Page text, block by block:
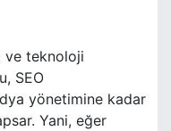
ve teknoloji
SEO
yönetimine kadar
Yani, eğer